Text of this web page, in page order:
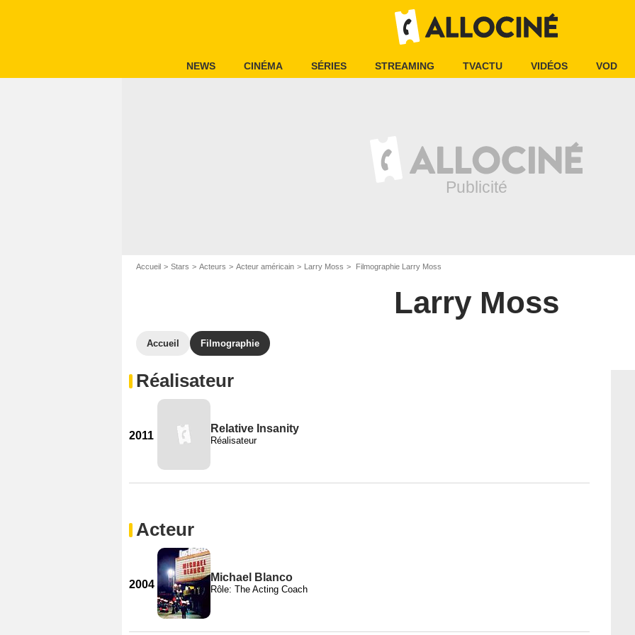
NEWS CINÉMA SÉRIES STREAMING TVACTU VIDÉOS VOD
Accueil Stars Acteurs Acteur américain Larry Moss Filmographie Larry Moss
Larry Moss
Accueil Filmographie
Réalisateur
2011
Relative Insanity
Réalisateur
Acteur
2004
Michael Blanco
Rôle: The Acting Coach